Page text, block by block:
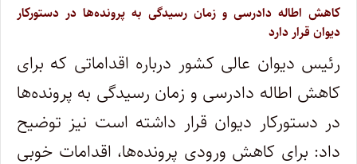
کاهش اطاله دادرسی و زمان رسیدگی به پرونده‌ها در دستورکار
دیوان قرار دارد
رئیس دیوان عالی کشور درباره اقداماتی که برای
کاهش اطاله دادرسی و زمان رسیدگی به پرونده‌ها
در دستورکار دیوان قرار داشته است نیز توضیح
داد: برای کاهش ورودی پرونده‌ها، اقدامات خوبی